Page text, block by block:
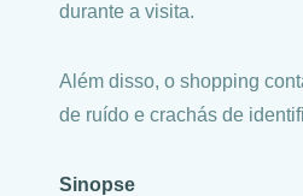
durante a visita.
Além disso, o shopping
de ruído e crachás de
Sinopse